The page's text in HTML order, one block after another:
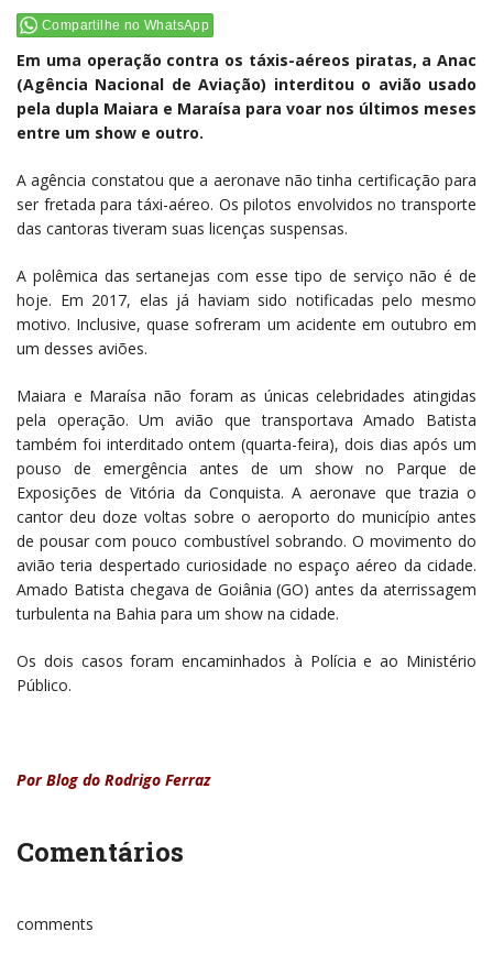
Compartilhe no WhatsApp
Em uma operação contra os táxis-aéreos piratas, a Anac
(Agência Nacional de Aviação) interditou o avião usado
pela dupla Maiara e Maraísa para voar nos últimos meses
entre um show e outro.
A agência constatou que a aeronave não tinha certificação para
ser fretada para táxi-aéreo. Os pilotos envolvidos no transporte
das cantoras tiveram suas licenças suspensas.
A polêmica das sertanejas com esse tipo de serviço não é de
hoje. Em 2017, elas já haviam sido notificadas pelo mesmo
motivo. Inclusive, quase sofreram um acidente em outubro em
um desses aviões.
Maiara e Maraísa não foram as únicas celebridades atingidas
pela operação. Um avião que transportava Amado Batista
também foi interditado ontem (quarta-feira), dois dias após um
pouso de emergência antes de um show no Parque de
Exposições de Vitória da Conquista. A aeronave que trazia o
cantor deu doze voltas sobre o aeroporto do município antes
de pousar com pouco combustível sobrando. O movimento do
avião teria despertado curiosidade no espaço aéreo da cidade.
Amado Batista chegava de Goiânia (GO) antes da aterrissagem
turbulenta na Bahia para um show na cidade.
Os dois casos foram encaminhados à Polícia e ao Ministério
Público.
Por Blog do Rodrigo Ferraz
Comentários
comments